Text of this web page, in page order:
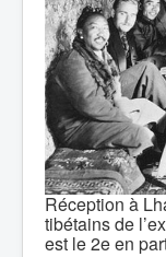
Réception à
tibétains de
est le 2e en